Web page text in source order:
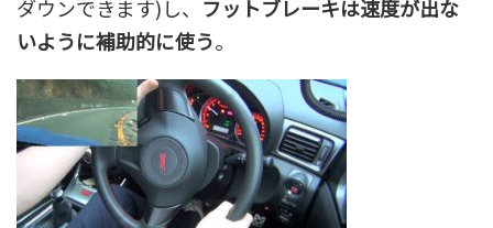
ダウンできます)し、 フットブレーキは速度が出な
いように補助的に使う。